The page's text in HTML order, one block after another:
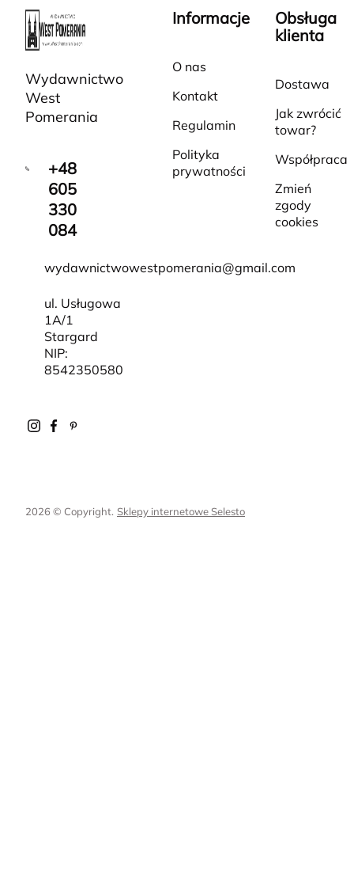
Wydawnictwo
West
Pomerania
+48
605
330
084
wydawnictwowestpomerania@gmail.com
ul. Usługowa
1A/1
Stargard
NIP:
8542350580
Informacje
O nas
Kontakt
Regulamin
Polityka
prywatności
Obsługa
klienta
Dostawa
Jak zwrócić
towar?
Współpraca
Zmień
zgody
cookies
2026 © Copyright. Sklepy internetowe Selesto